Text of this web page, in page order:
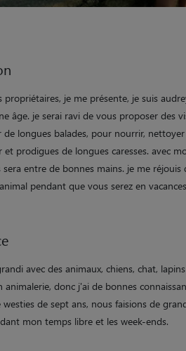
propriétaires, je me présente, je suis
âge. je serai ravi de vous proposer des
de longues balades, pour nourrir,
et prodigues de longues caresses. avec
entre de bonnes mains. je me réjouis
pendant que vous serez en
avec des animaux, chiens, chat,
animalerie, donc j'ai de bonnes
de sept ans, nous faisions de
mon temps libre et les week-ends.